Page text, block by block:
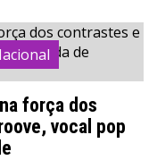
força dos
vocal pop